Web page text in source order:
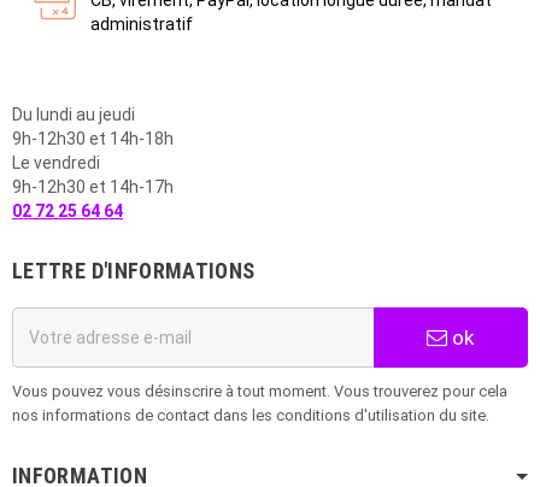
administratif
Du lundi au jeudi
9h-12h30 et 14h-18h
Le vendredi
9h-12h30 et 14h-17h
02 72 25 64 64
LETTRE D'INFORMATIONS
ok
Vous pouvez vous désinscrire à tout moment. Vous trouverez pour cela
nos informations de contact dans les conditions d'utilisation du site.
INFORMATION